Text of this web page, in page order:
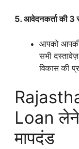
5. आवेदनकर्ता की 3
आपको आपकी
सभी
विकास की
Loan लेने
मापदंड